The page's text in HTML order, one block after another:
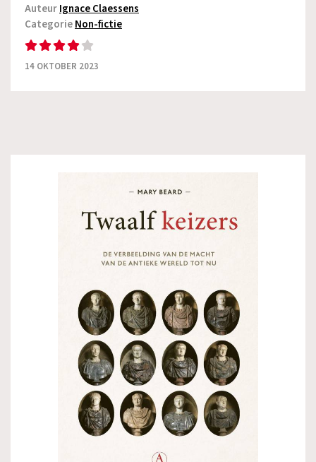
AuteurIgnace Claessens
CategorieNon-fictie
14 OKTOBER 2023